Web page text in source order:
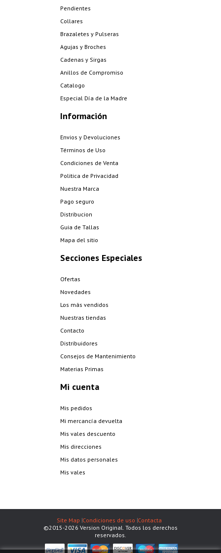
Pendientes
Collares
Brazaletes y Pulseras
Agujas y Broches
Cadenas y Sirgas
Anillos de Compromiso
Catalogo
Especial Día de la Madre
Información
Envios y Devoluciones
Términos de Uso
Condiciones de Venta
Politica de Privacidad
Nuestra Marca
Pago seguro
Distribucion
Guia de Tallas
Mapa del sitio
Secciones Especiales
Ofertas
Novedades
Los más vendidos
Nuestras tiendas
Contacto
Distribuidores
Consejos de Mantenimiento
Materias Primas
Mi cuenta
Mis pedidos
Mi mercancía devuelta
Mis vales descuento
Mis direcciones
Mis datos personales
Mis vales
Site Map Condiciones de uso Contacta
©2015-2026 Version Original. Todos los derechos
reservados.